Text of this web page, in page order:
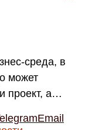
среда, в
может
проект, а…
Email